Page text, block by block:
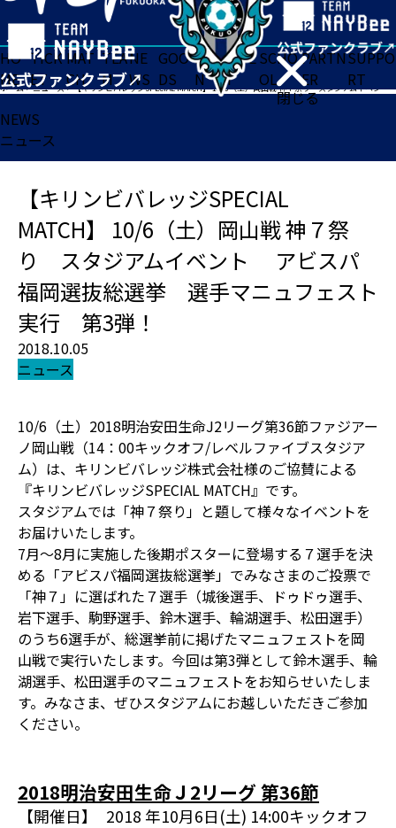
閉じる
HO
ME
TICK
ET
MAT
CH
TEA
M
NE
WS
GOO
DS
FA
N
ACADE
MY
SCHO
OL
PARTN
ER
SUPPO
RT
ホーム>ニュース>【キリンビバレッジSPECIAL MATCH】 10/6（土）岡山戦 神７祭り スタジアムイベント アビスパ福岡選抜総選挙 選手マニュフェスト実行 第3弾！
NEWS
ニュース
【キリンビバレッジSPECIAL
MATCH】 10/6（土）岡山戦 神７祭
り スタジアムイベント アビスパ
福岡選抜総選挙 選手マニュフェスト
実行 第3弾！
2018.10.05
ニュース
10/6（土）2018明治安田生命J2リーグ第36節ファジアー
ノ岡山戦（14：00キックオフ/レベルファイブスタジア
ム）は、キリンビバレッジ株式会社様のご協賛による
『キリンビバレッジSPECIAL MATCH』です。
スタジアムでは「神７祭り」と題して様々なイベントを
お届けいたします。
7月～8月に実施した後期ポスターに登場する７選手を決
める「アビスパ福岡選抜総選挙」でみなさまのご投票で
「神７」に選ばれた７選手（城後選手、ドゥドゥ選手、
岩下選手、駒野選手、鈴木選手、輪湖選手、松田選手）
のうち6選手が、総選挙前に掲げたマニュフェストを岡
山戦で実行いたします。今回は第3弾として鈴木選手、輪
湖選手、松田選手のマニュフェストをお知らせいたしま
す。みなさま、ぜひスタジアムにお越しいただきご参加
ください。
2018明治安田生命Ｊ2リーグ 第36節
【開催日】
2018 年10月6日(土) 14:00キックオフ